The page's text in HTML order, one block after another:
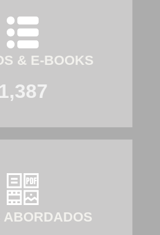
& E-BOOKS
1,387
ABORDADOS